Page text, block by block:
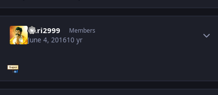
hari2999 Members
June 4, 201610 yr